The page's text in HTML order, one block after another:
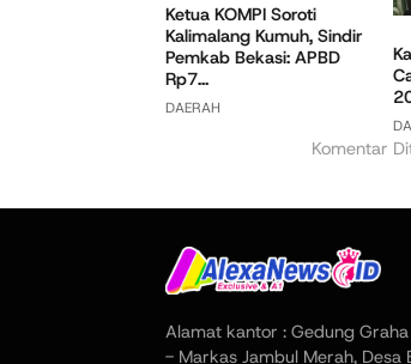
Ketua KOMPI Soroti
Kalimalang Kumuh, Sindir
Pemkab Bekasi: APBD
Rp7...
DAERAH
Komentar
Alamat kantor : Gedung
- Markas Jambul Merah, Desa